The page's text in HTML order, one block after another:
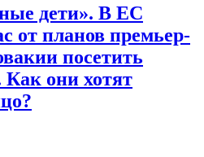
дети». В ЕС
от планов премьер-
посетить
они хотят